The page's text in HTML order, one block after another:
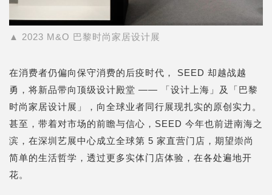
▲ 2023 M&O 巴黎时尚家居设计展
在消费者仍偏向保守消费的后疫时代， SEED 却越战越
勇，将新品带向顶级设计殿堂 —— 「设计上海」及「巴黎
时尚家居设计展」，向全球业者同行展现扎实的原创实力。
甚至，带着对市场的前瞻与信心，SEED 今年也前进南海之
滨，在深圳艺展中心成立全球第 5 家直营门店，期望崇尚
简单的生活哲学，透过更多实体门店体验，在各处遍地开
花。